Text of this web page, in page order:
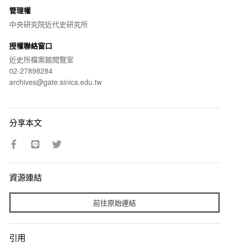
管理權
中央研究院近代史研究所
授權聯絡窗口
近史所檔案館閱覽室
02-27898284
archives@gate.sinica.edu.tw
分享本文
資源連結
前往原始連結
引用